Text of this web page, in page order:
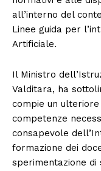
all’interno del
Linee guida per
Artificiale.
Il Ministro
Valditara, ha
compie un
competenze
consapevole
formazione dei
sperimentazione